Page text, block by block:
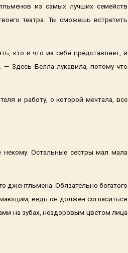
из самых лучших семейств
театра. Ты сможешь встретить
кто и что из себя представляет, и
— Здесь Белла лукавила, потому что
и работу, о которой мечтала, все
Остальные сестры мал мала
джентльмена. Обязательно богатого
ведь он должен согласиться
на зубах, нездоровым цветом лица